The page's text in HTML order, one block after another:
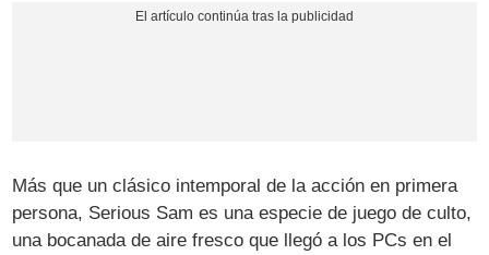
Más que un clásico intemporal de la acción en primera
persona, Serious Sam es una especie de juego de culto,
una bocanada de aire fresco que llegó a los PCs en el